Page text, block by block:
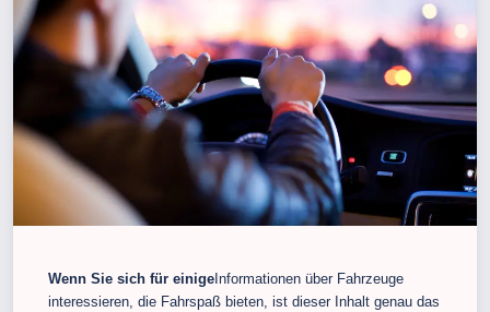
Wenn Sie sich für einige Informationen über Fahrzeuge
interessieren, die Fahrspaß bieten, ist dieser Inhalt genau das